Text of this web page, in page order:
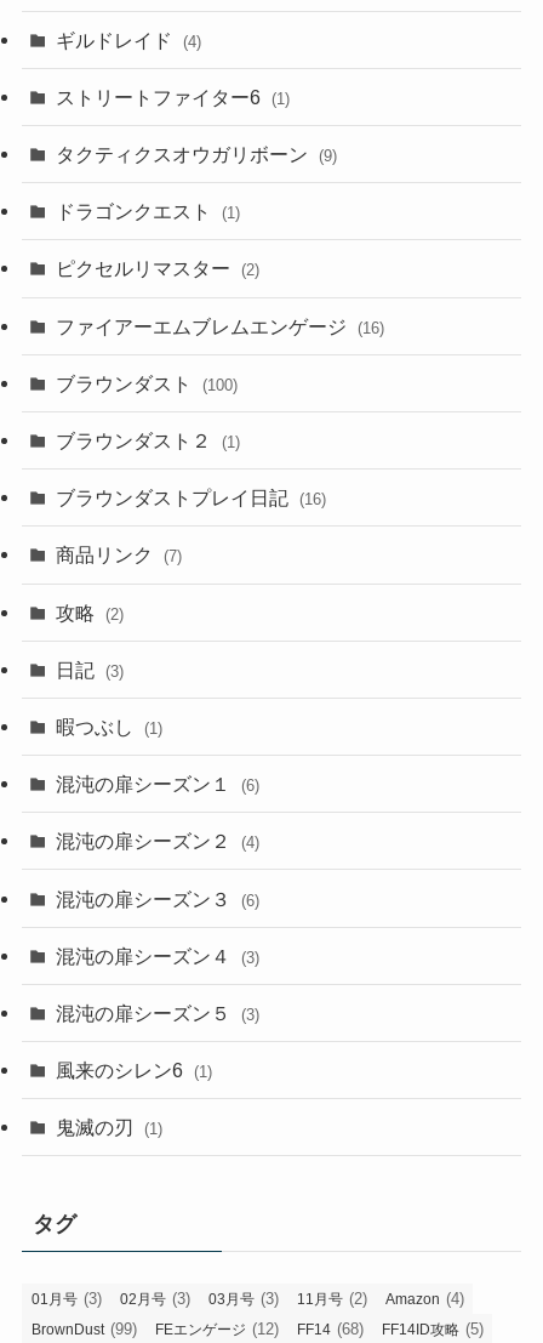
ギルドレイド (4)
ストリートファイター6 (1)
タクティクスオウガリボーン (9)
ドラゴンクエスト (1)
ピクセルリマスター (2)
ファイアーエムブレムエンゲージ (16)
ブラウンダスト (100)
ブラウンダスト２ (1)
ブラウンダストプレイ日記 (16)
商品リンク (7)
攻略 (2)
日記 (3)
暇つぶし (1)
混沌の扉シーズン１ (6)
混沌の扉シーズン２ (4)
混沌の扉シーズン３ (6)
混沌の扉シーズン４ (3)
混沌の扉シーズン５ (3)
風来のシレン6 (1)
鬼滅の刃 (1)
タグ
01月号 (3) 02月号 (3) 03月号 (3) 11月号 (2) Amazon (4)
BrownDust(99) FEエンゲージ (12) FF14 (68) FF14ID攻略 (5)